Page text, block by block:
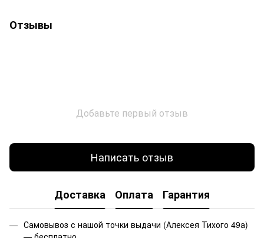
Отзывы
Добавьте первый отзыв
Написать отзыв
Доставка Оплата Гарантия
Самовывоз с нашой точки выдачи (Алексея Тихого 49а)